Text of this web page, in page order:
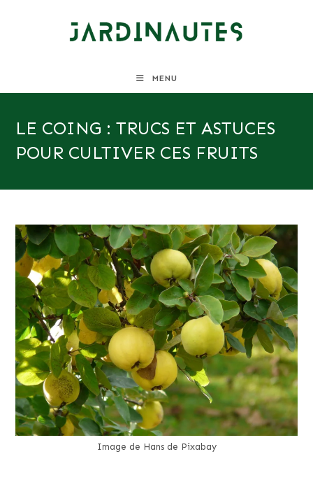
MENU
LE COING : TRUCS ET ASTUCES
POUR CULTIVER CES FRUITS
Image de Hans de Pixabay